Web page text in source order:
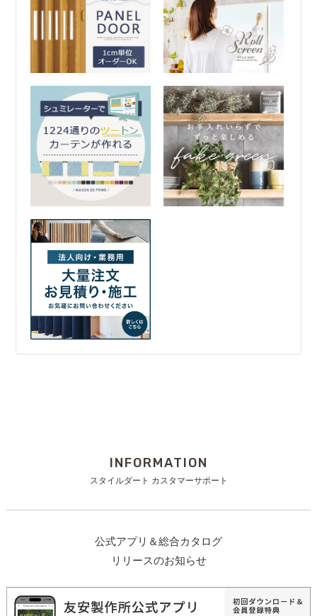
INFORMATION
スタイルダート カスタマーサポート
公式アプリ＆総合カタログ
リリースのお知らせ